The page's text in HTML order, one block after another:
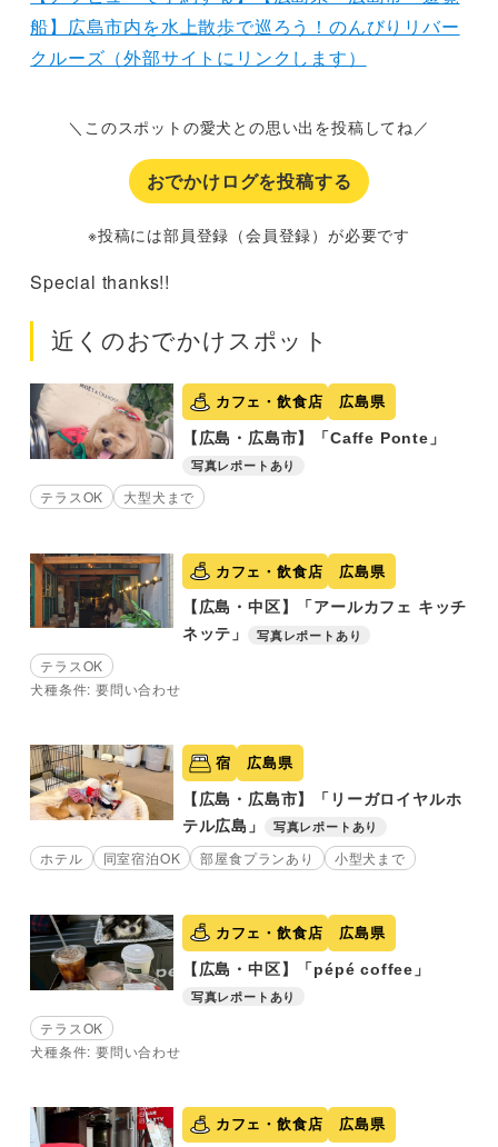
船】広島市内を水上散歩で巡ろう！のんびりリバー
クルーズ（外部サイトにリンクします）
＼このスポットの愛犬との思い出を投稿してね／
おでかけログを投稿する
※投稿には部員登録（会員登録）が必要です
Special thanks!!
近くのおでかけスポット
カフェ・飲食店 広島県
【広島・広島市】「Caffe Ponte」
写真レポートあり
テラスOK 大型犬まで
カフェ・飲食店 広島県
【広島・中区】「アールカフェ キッチ
ネッテ」
写真レポートあり
テラスOK
犬種条件: 要問い合わせ
宿 広島県
【広島・広島市】「リーガロイヤルホ
テル広島」
写真レポートあり
ホテル 同室宿泊OK 部屋食プランあり 小型犬まで
カフェ・飲食店 広島県
【広島・中区】「pépé coffee」
写真レポートあり
テラスOK
犬種条件: 要問い合わせ
カフェ・飲食店 広島県